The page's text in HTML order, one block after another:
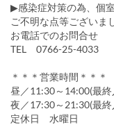
▶感染症対策の為、個
ご不明な点等ございま
お電話でのお問合せ
TEL 0766-25-4033
＊＊＊営業時間＊＊＊
昼／11:30～14:00(最
夜／17:30～21:30(最
定休日 水曜日